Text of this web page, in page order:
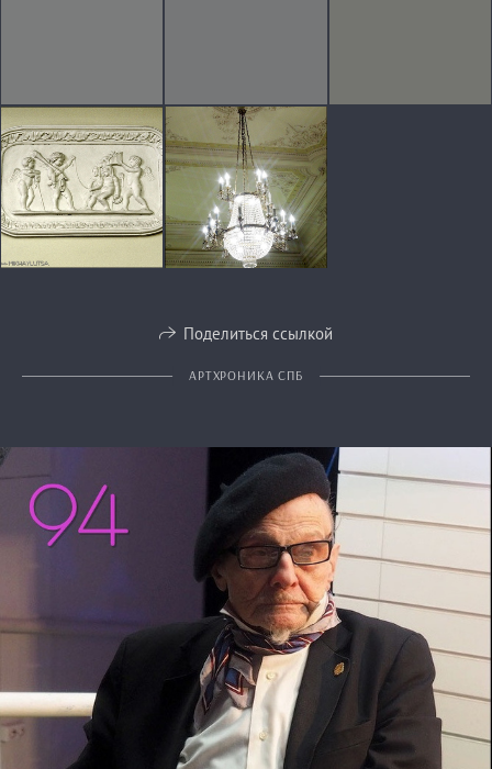
Поделиться ссылкой
АРТХРОНИКА СПБ